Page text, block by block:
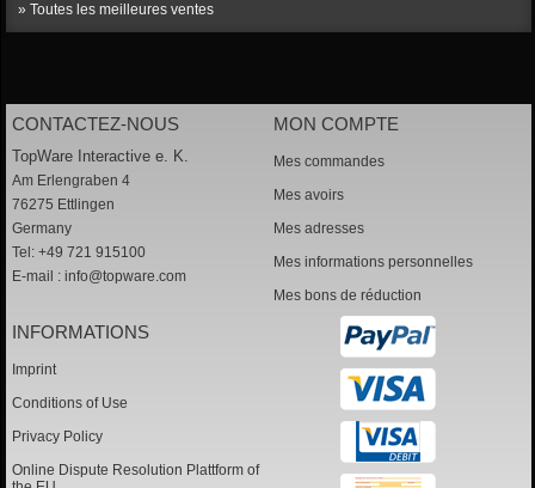
» Toutes les meilleures ventes
CONTACTEZ-NOUS
TopWare Interactive e. K.
Am Erlengraben 4
76275 Ettlingen
Germany
Tel: +49 721 915100
E-mail : info@topware.com
MON COMPTE
Mes commandes
Mes avoirs
Mes adresses
Mes informations personnelles
Mes bons de réduction
INFORMATIONS
Imprint
Conditions of Use
Privacy Policy
Online Dispute Resolution Plattform of